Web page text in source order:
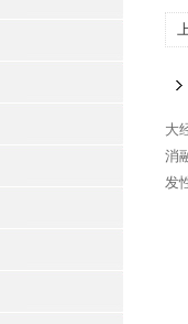
大
消
发